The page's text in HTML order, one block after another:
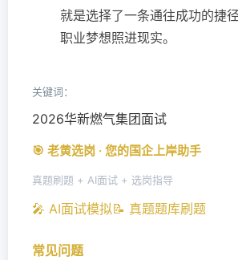
就是选择了一条通往成功的捷
职业梦想照进现实。
关键词：
2026华新燃气集团面试
🎯 老黄选岗 · 您的国企上岸助手
真题刷题 + AI面试 + 选岗指导
🎤 AI面试模拟📝 真题题库刷题
常见问题